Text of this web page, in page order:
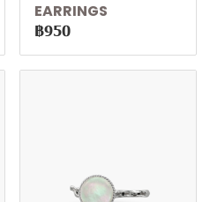
EARRINGS
฿950